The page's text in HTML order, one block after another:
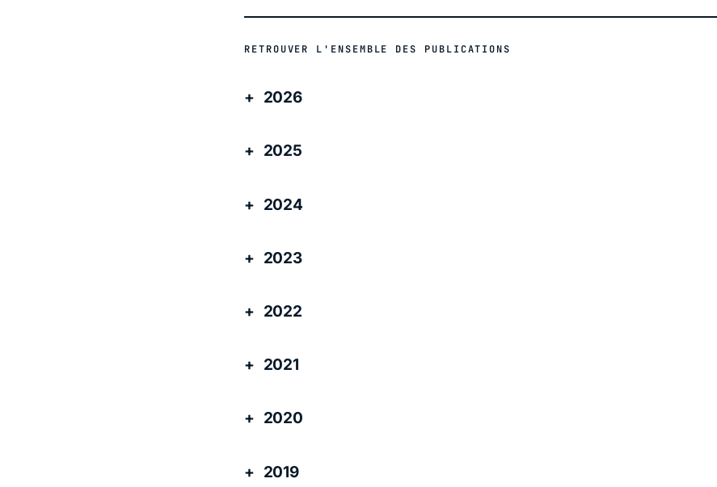
RETROUVER L'ENSEMBLE DES PUBLICATIONS
2026
2025
2024
2023
2022
2021
2020
2019